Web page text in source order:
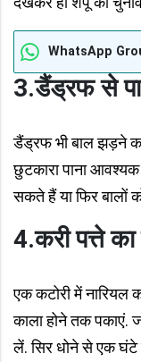
WhatsApp
3.डैंड्रफ से
डैंड्रफ भी बाल झड़ने
छुटकारा पाना
सकते हैं या फिर बालों
4.करी पत्ते
एक कटोरी में नारियल
काला होने तक पकाएं.
लें. सिर धोने से एक घंटे